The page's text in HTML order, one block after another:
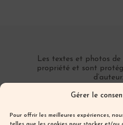
Gérer le
Pour offrir les meilleures expériences,
Les textes et photos
propriété et sont
d’auteur.
Toute reproduction